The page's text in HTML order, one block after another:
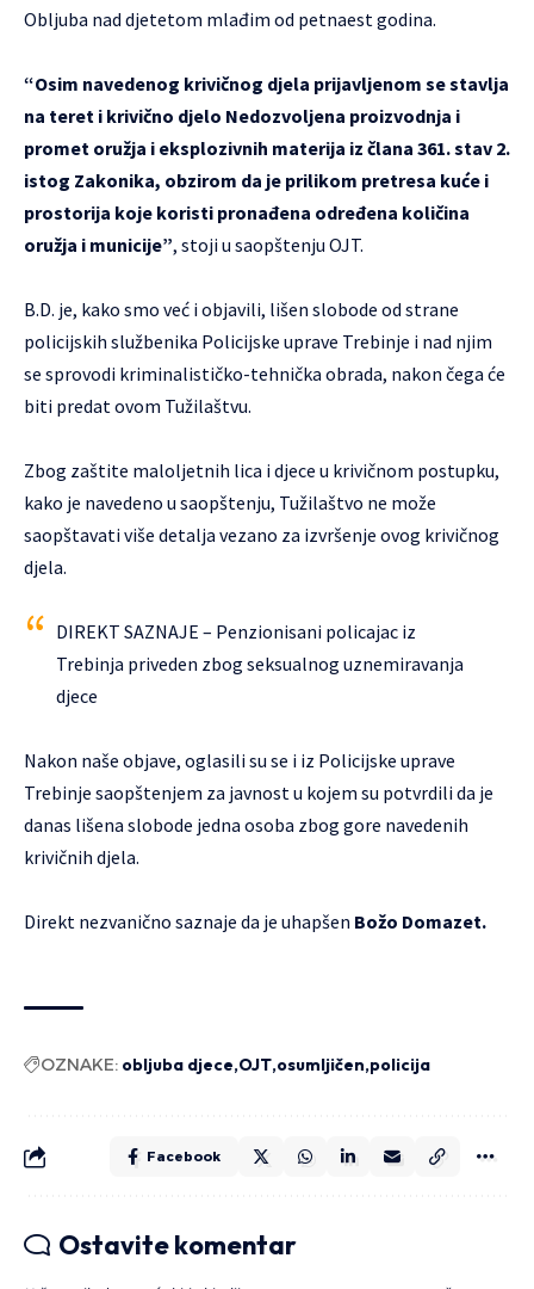
Obljuba nad djetetom mlađim od petnaest godina.
“Osim navedenog krivičnog djela prijavljenom se stavlja
na teret i krivično djelo Nedozvoljena proizvodnja i
promet oružja i eksplozivnih materija iz člana 361. stav 2.
istog Zakonika, obzirom da je prilikom pretresa kuće i
prostorija koje koristi pronađena određena količina
oružja i municije”, stoji u saopštenju OJT.
B.D. je, kako smo već i objavili, lišen slobode od strane
policijskih službenika Policijske uprave Trebinje i nad njim
se sprovodi kriminalističko-tehnička obrada, nakon čega će
biti predat ovom Tužilaštvu.
Zbog zaštite maloljetnih lica i djece u krivičnom postupku,
kako je navedeno u saopštenju, Tužilaštvo ne može
saopštavati više detalja vezano za izvršenje ovog krivičnog
djela.
DIREKT SAZNAJE – Penzionisani policajac iz
Trebinja priveden zbog seksualnog uznemiravanja
djece
Nakon naše objave, oglasili su se i iz Policijske uprave
Trebinje saopštenjem za javnost u kojem su potvrdili da je
danas lišena slobode jedna osoba zbog gore navedenih
krivičnih djela.
Direkt nezvanično saznaje da je uhapšen Božo Domazet.
OZNAKE: obljuba djece OJT osumljičen policija
Facebook
Ostavite komentar